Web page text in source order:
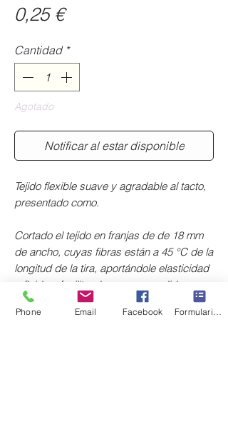
0,25 €Precio
Cantidad *
Agotado
Notificar al estar disponible
Tejido flexible suave y agradable al tacto,
presentado como.
Cortado el tejido en franjas de de 18 mm
de ancho, cuyas fibras están a 45 °C de la
longitud de la tira, aportándole elasticidad
y fluidez, facilitando en gran medida su
aplicación tanto en líneas rectas como
curvadas.
Phone Email Facebook